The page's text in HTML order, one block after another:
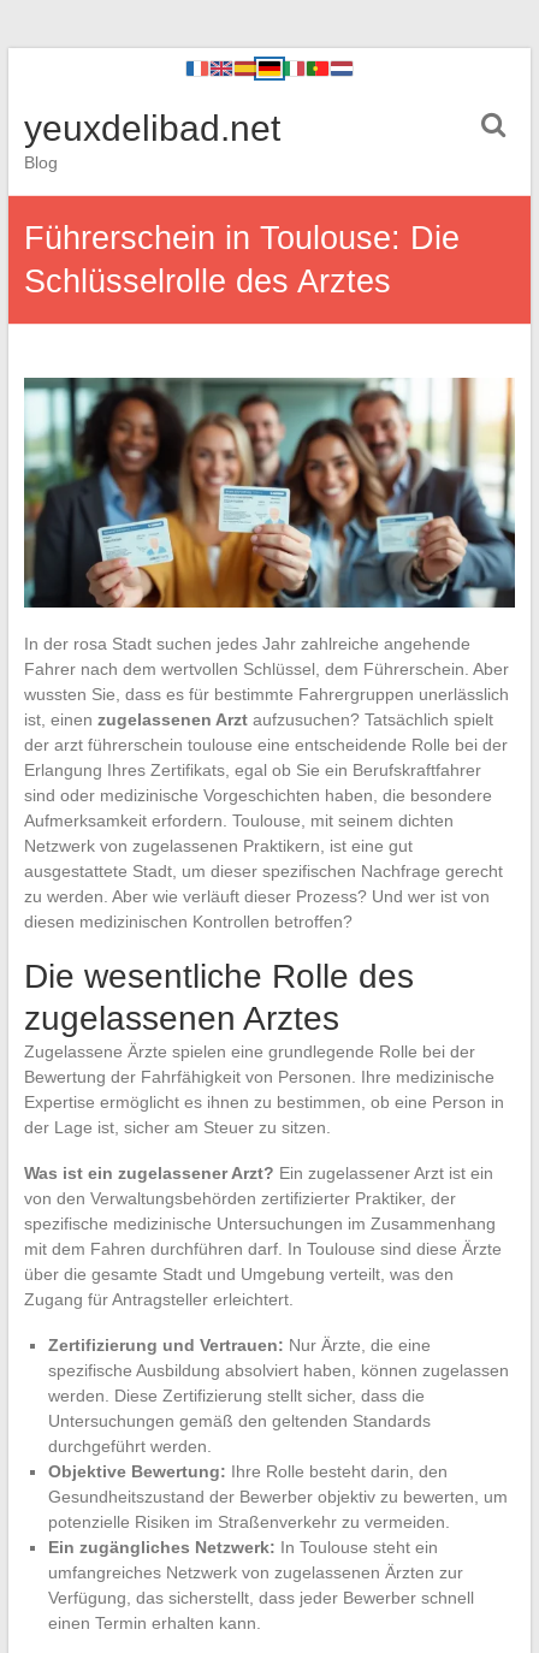
yeuxdelibad.net
Blog
Führerschein in Toulouse: Die
Schlüsselrolle des Arztes
In der rosa Stadt suchen jedes Jahr zahlreiche angehende
Fahrer nach dem wertvollen Schlüssel, dem Führerschein. Aber
wussten Sie, dass es für bestimmte Fahrergruppen unerlässlich
ist, einen zugelassenen Arztaufzusuchen? Tatsächlich spielt
der arzt führerschein toulouse eine entscheidende Rolle bei der
Erlangung Ihres Zertifikats, egal ob Sie ein Berufskraftfahrer
sind oder medizinische Vorgeschichten haben, die besondere
Aufmerksamkeit erfordern. Toulouse, mit seinem dichten
Netzwerk von zugelassenen Praktikern, ist eine gut
ausgestattete Stadt, um dieser spezifischen Nachfrage gerecht
zu werden. Aber wie verläuft dieser Prozess? Und wer ist von
diesen medizinischen Kontrollen betroffen?
Die wesentliche Rolle des
zugelassenen Arztes
Zugelassene Ärzte spielen eine grundlegende Rolle bei der
Bewertung der Fahrfähigkeit von Personen. Ihre medizinische
Expertise ermöglicht es ihnen zu bestimmen, ob eine Person in
der Lage ist, sicher am Steuer zu sitzen.
Was ist ein zugelassener Arzt? Ein zugelassener Arzt ist ein
von den Verwaltungsbehörden zertifizierter Praktiker, der
spezifische medizinische Untersuchungen im Zusammenhang
mit dem Fahren durchführen darf. In Toulouse sind diese Ärzte
über die gesamte Stadt und Umgebung verteilt, was den
Zugang für Antragsteller erleichtert.
Zertifizierung und Vertrauen: Nur Ärzte, die eine
spezifische Ausbildung absolviert haben, können zugelassen
werden. Diese Zertifizierung stellt sicher, dass die
Untersuchungen gemäß den geltenden Standards
durchgeführt werden.
Objektive Bewertung: Ihre Rolle besteht darin, den
Gesundheitszustand der Bewerber objektiv zu bewerten, um
potenzielle Risiken im Straßenverkehr zu vermeiden.
Ein zugängliches Netzwerk: In Toulouse steht ein
umfangreiches Netzwerk von zugelassenen Ärzten zur
Verfügung, das sicherstellt, dass jeder Bewerber schnell
einen Termin erhalten kann.